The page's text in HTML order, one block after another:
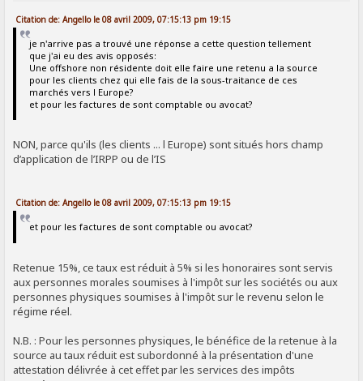
Citation de: Angello le 08 avril 2009, 07:15:13 pm 19:15
je n'arrive pas a trouvé une réponse a cette question tellement
que j'ai eu des avis opposés:
Une offshore non résidente doit elle faire une retenu a la source
pour les clients chez qui elle fais de la sous-traitance de ces
marchés vers l Europe?
et pour les factures de sont comptable ou avocat?
NON, parce qu'ils (les clients ... l Europe) sont situés hors champ
d’application de l’IRPP ou de l’IS
Citation de: Angello le 08 avril 2009, 07:15:13 pm 19:15
et pour les factures de sont comptable ou avocat?
Retenue 15%, ce taux est réduit à 5% si les honoraires sont servis
aux personnes morales soumises à l'impôt sur les sociétés ou aux
personnes physiques soumises à l'impôt sur le revenu selon le
régime réel.
N.B. : Pour les personnes physiques, le bénéfice de la retenue à la
source au taux réduit est subordonné à la présentation d'une
attestation délivrée à cet effet par les services des impôts